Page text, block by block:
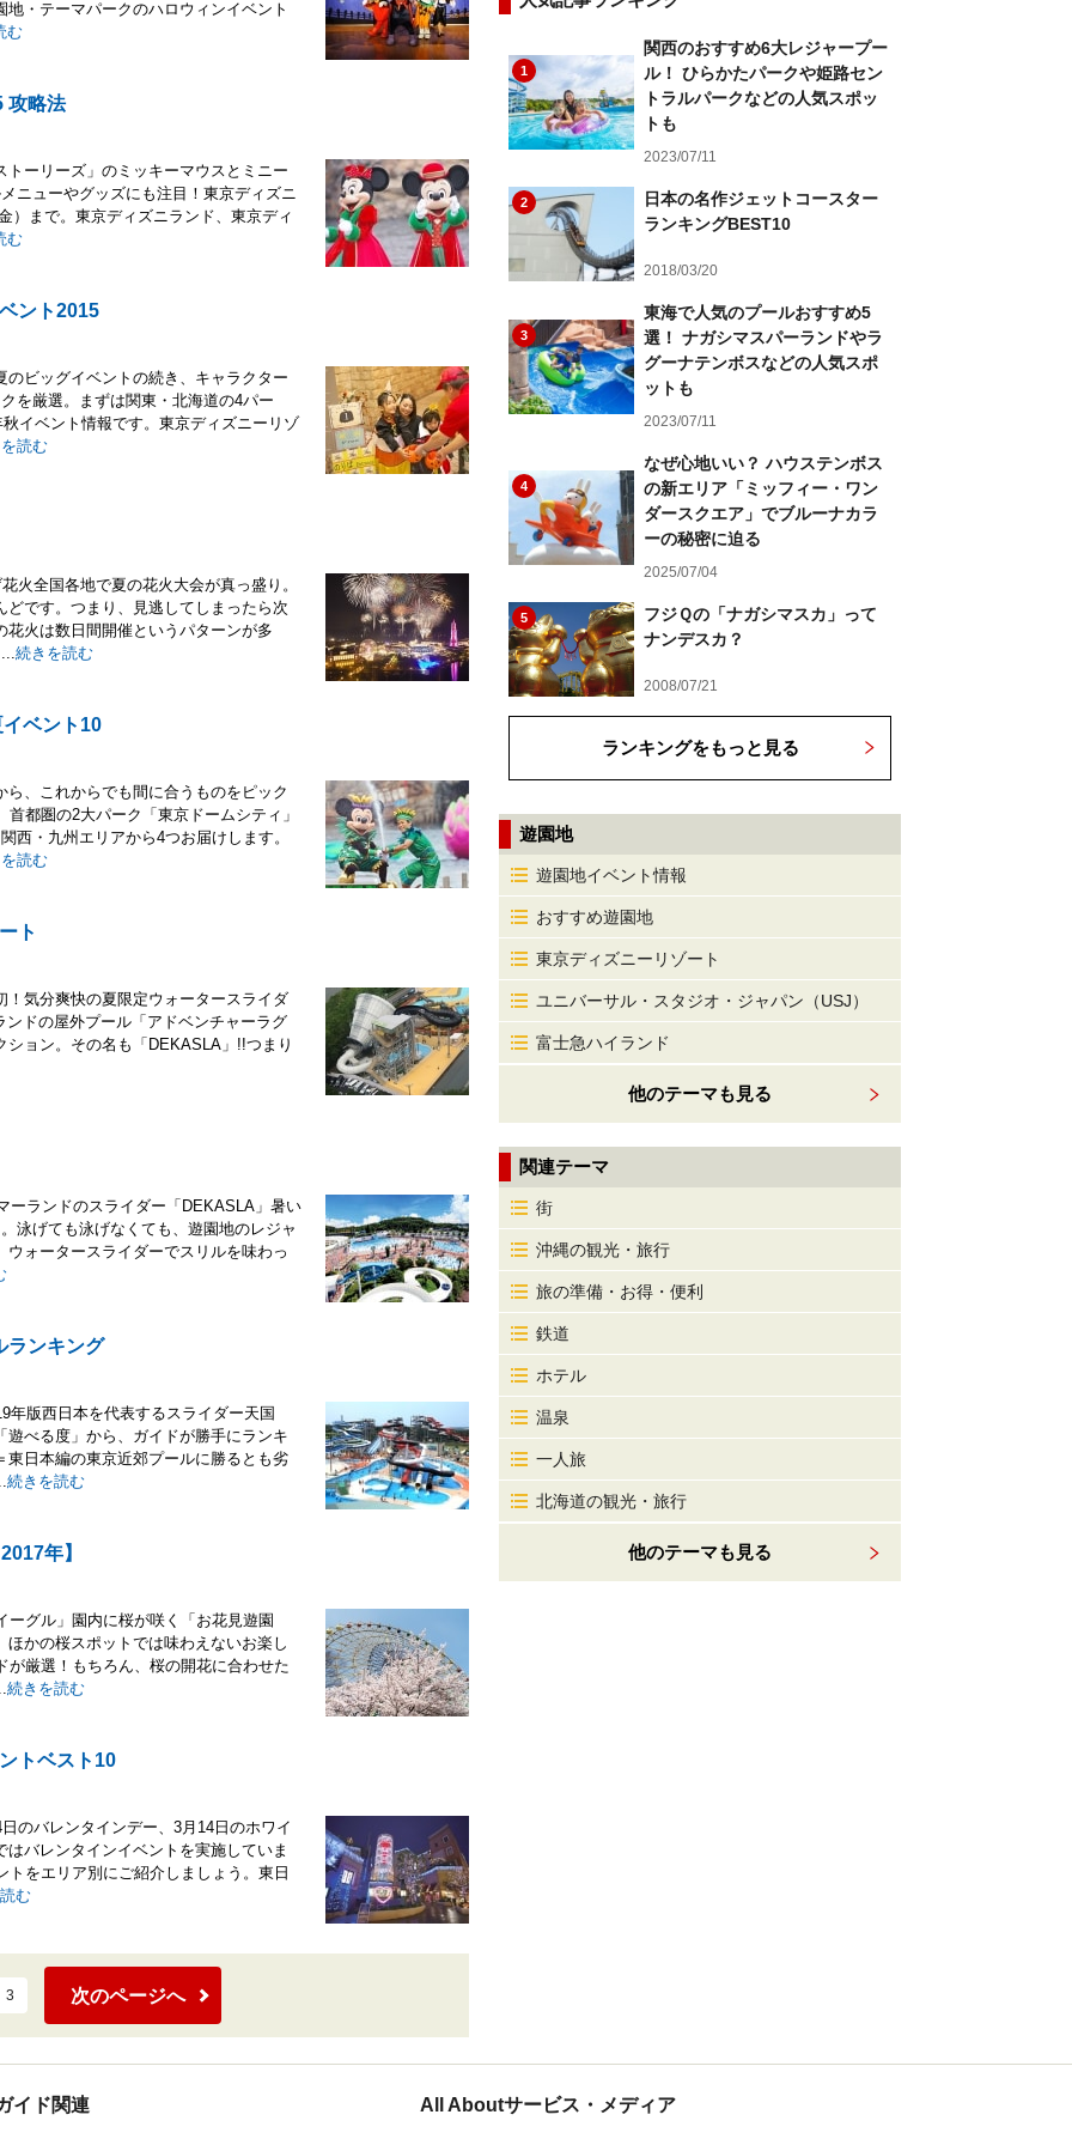
・テーマパークのハロウィンイベント
む
攻略法
ーリーズ」のミッキーマウスとミニー
ニューやグッズにも注目！東京ディズニ
）まで。東京ディズニランド、東京ディ
む
ント2015
ビッグイベントの続き、キャラクター
を厳選。まずは関東・北海道の4パー
イベント情報です。東京ディズニーリゾ
読む
火全国各地で夏の花火大会が真っ盛り。
です。つまり、見逃してしまったら次
火は数日間開催というパターンが多
続きを読む
ベント10
、これからでも間に合うものをピック
都圏の2大パーク「東京ドームシティ」
西・九州エリアから4つお届けします。
読む
ト
気分爽快の夏限定ウォータースライダ
ドの屋外プール「アドベンチャーラグ
ョン。その名も「DEKASLA」!!つまり
ーランドのスライダー「DEKASLA」暑い
泳げても泳げなくても、遊園地のレジャ
ォータースライダーでスリルを味わっ
ランキング
年版西日本を代表するスライダー天国
べる度」から、ガイドが勝手にランキ
日本編の東京近郊プールに勝るとも劣
続きを読む
年】
グル」園内に桜が咲く「お花見遊園
かの桜スポットでは味わえないお楽し
厳選！もちろん、桜の開花に合わせた
続きを読む
トベスト10
のバレンタインデー、3月14日のホワイ
バレンタインイベントを実施していま
をエリア別にご紹介しましょう。東日
む
3 次のページへ
1
関西のおすすめ6大レジャープー
ル！ ひらかたパークや姫路セン
トラルパークなどの人気スポッ
トも
2023/07/11
2
日本の名作ジェットコースター
ランキングBEST10
2018/03/20
3
東海で人気のプールおすすめ5
選！ ナガシマスパーランドやラ
グーナテンボスなどの人気スポ
ットも
2023/07/11
4
なぜ心地いい？ ハウステンボス
の新エリア「ミッフィー・ワン
ダースクエア」でブルーナカラ
ーの秘密に迫る
2025/07/04
5
フジＱの「ナガシマスカ」って
ナンデスカ？
2008/07/21
ランキングをもっと見る
遊園地
遊園地イベント情報
おすすめ遊園地
東京ディズニーリゾート
ユニバーサル・スタジオ・ジャパン（USJ）
富士急ハイランド
他のテーマも見る
関連テーマ
街
沖縄の観光・旅行
旅の準備・お得・便利
鉄道
ホテル
温泉
一人旅
北海道の観光・旅行
他のテーマも見る
イド関連 All Aboutサービス・メディア